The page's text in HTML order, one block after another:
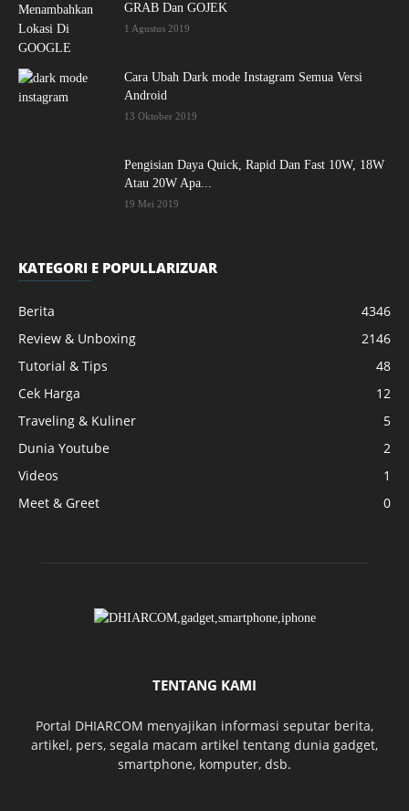
GRAB Dan GOJEK
1 Agustus 2019
Cara Ubah Dark mode Instagram Semua Versi
Android
13 Oktober 2019
Pengisian Daya Quick, Rapid Dan Fast 10W, 18W
Atau 20W Apa...
19 Mei 2019
KATEGORI E POPULLARIZUAR
Berita
4346
Review & Unboxing
2146
Tutorial & Tips
48
Cek Harga
12
Traveling & Kuliner
5
Dunia Youtube
2
Videos
1
Meet & Greet
0
TENTANG KAMI
Portal DHIARCOM menyajikan informasi seputar berita,
artikel, pers, segala macam artikel tentang dunia gadget,
smartphone, komputer, dsb.